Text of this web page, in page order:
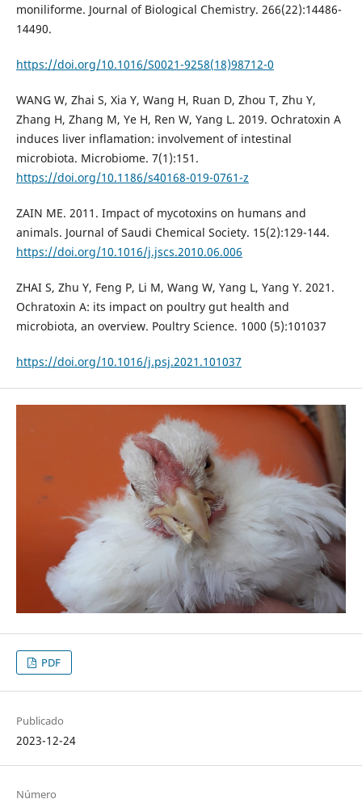
moniliforme. Journal of Biological Chemistry. 266(22):14486-
14490.
https://doi.org/10.1016/S0021-9258(18)98712-0
WANG W, Zhai S, Xia Y, Wang H, Ruan D, Zhou T, Zhu Y,
Zhang H, Zhang M, Ye H, Ren W, Yang L. 2019. Ochratoxin A
induces liver inflamation: involvement of intestinal
microbiota. Microbiome. 7(1):151.
https://doi.org/10.1186/s40168-019-0761-z
ZAIN ME. 2011. Impact of mycotoxins on humans and
animals. Journal of Saudi Chemical Society. 15(2):129-144.
https://doi.org/10.1016/j.jscs.2010.06.006
ZHAI S, Zhu Y, Feng P, Li M, Wang W, Yang L, Yang Y. 2021.
Ochratoxin A: its impact on poultry gut health and
microbiota, an overview. Poultry Science. 1000 (5):101037
https://doi.org/10.1016/j.psj.2021.101037
PDF
Publicado
2023-12-24
Número